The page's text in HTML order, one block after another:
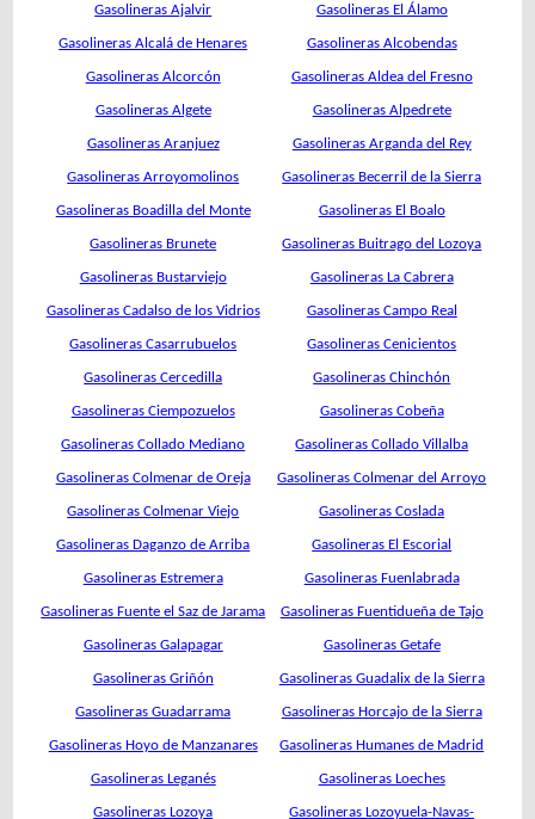
Gasolineras Ajalvir Gasolineras El Álamo
Gasolineras Alcalá de Henares Gasolineras Alcobendas
Gasolineras Alcorcón Gasolineras Aldea del Fresno
Gasolineras Algete Gasolineras Alpedrete
Gasolineras Aranjuez Gasolineras Arganda del Rey
Gasolineras Arroyomolinos Gasolineras Becerril de la Sierra
Gasolineras Boadilla del Monte Gasolineras El Boalo
Gasolineras Brunete Gasolineras Buitrago del Lozoya
Gasolineras Bustarviejo Gasolineras La Cabrera
Gasolineras Cadalso de los Vidrios Gasolineras Campo Real
Gasolineras Casarrubuelos Gasolineras Cenicientos
Gasolineras Cercedilla Gasolineras Chinchón
Gasolineras Ciempozuelos Gasolineras Cobeña
Gasolineras Collado Mediano Gasolineras Collado Villalba
Gasolineras Colmenar de Oreja Gasolineras Colmenar del Arroyo
Gasolineras Colmenar Viejo Gasolineras Coslada
Gasolineras Daganzo de Arriba Gasolineras El Escorial
Gasolineras Estremera Gasolineras Fuenlabrada
Gasolineras Fuente el Saz de Jarama Gasolineras Fuentidueña de Tajo
Gasolineras Galapagar Gasolineras Getafe
Gasolineras Griñón Gasolineras Guadalix de la Sierra
Gasolineras Guadarrama Gasolineras Horcajo de la Sierra
Gasolineras Hoyo de Manzanares Gasolineras Humanes de Madrid
Gasolineras Leganés Gasolineras Loeches
Gasolineras Lozoya Gasolineras Lozoyuela-Navas-